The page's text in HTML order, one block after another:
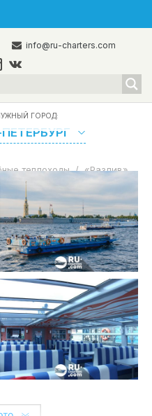
info@ru-charters.com
ГОРОД:
теплоходы / «Разлив»
в СПб